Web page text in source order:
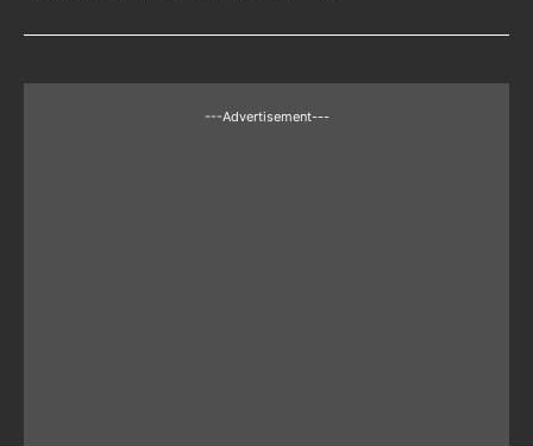
---Advertisement---